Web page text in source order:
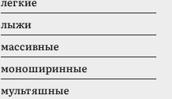
лыжи
массивные
моноширинные
мультяшные